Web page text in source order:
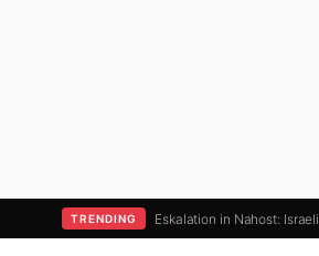
TRENDING Eskalation in Nahost: